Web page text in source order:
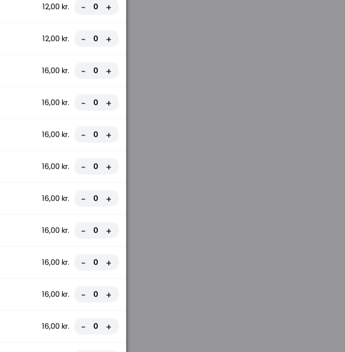
12,00 kr. - +
12,00 kr. - +
16,00 kr. - +
16,00 kr. - +
16,00 kr. - +
16,00 kr. - +
16,00 kr. - +
16,00 kr. - +
16,00 kr. - +
16,00 kr. - +
16,00 kr. - +